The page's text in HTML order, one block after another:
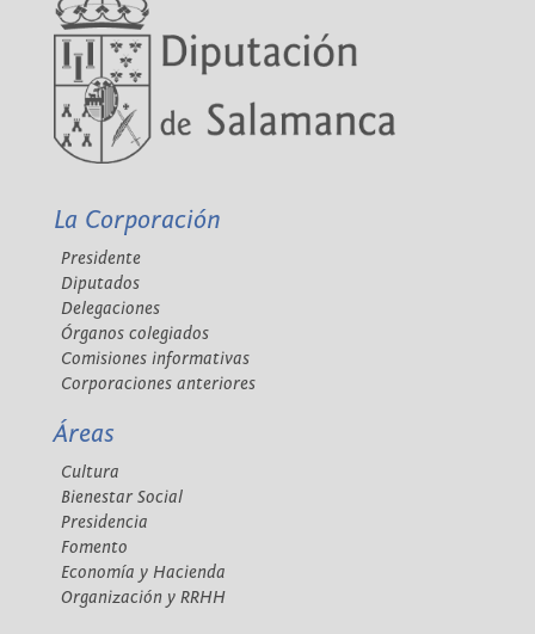
La Corporación
Presidente
Diputados
Delegaciones
Órganos colegiados
Comisiones informativas
Corporaciones anteriores
Áreas
Cultura
Bienestar Social
Presidencia
Fomento
Economía y Hacienda
Organización y RRHH